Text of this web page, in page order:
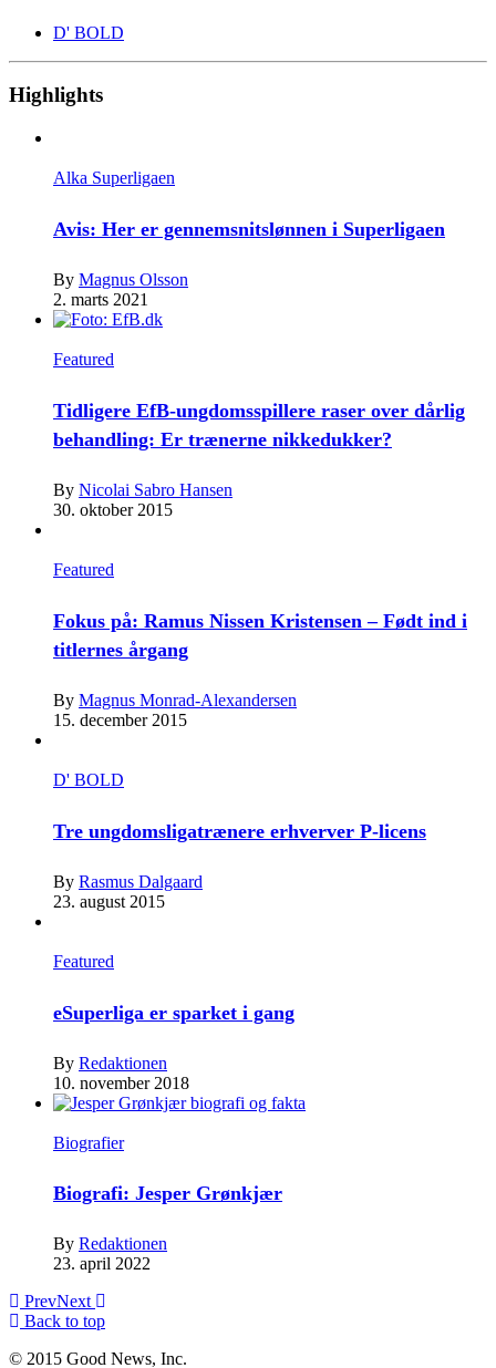
D' BOLD
Highlights
Alka Superligaen
Avis: Her er gennemsnitslønnen i Superligaen
By Magnus Olsson
2. marts 2021
Featured
Tidligere EfB-ungdomsspillere raser over dårlig
behandling: Er trænerne nikkedukker?
By Nicolai Sabro Hansen
30. oktober 2015
Featured
Fokus på: Ramus Nissen Kristensen – Født ind i
titlernes årgang
By Magnus Monrad-Alexandersen
15. december 2015
D' BOLD
Tre ungdomsligatrænere erhverver P-licens
By Rasmus Dalgaard
23. august 2015
Featured
eSuperliga er sparket i gang
By Redaktionen
10. november 2018
Biografier
Biografi: Jesper Grønkjær
By Redaktionen
23. april 2022
PrevNext
Back to top
© 2015 Good News, Inc.